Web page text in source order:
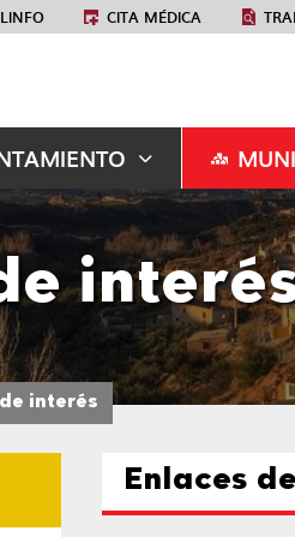
CITA MÉDICA
interés
Enlaces